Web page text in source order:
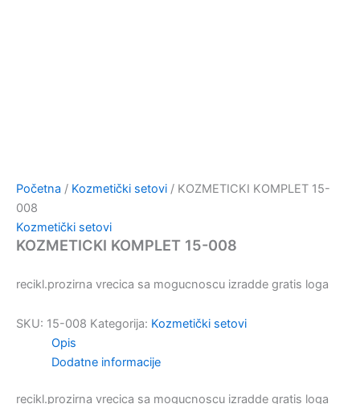
Početna / Kozmetički setovi / KOZMETICKI KOMPLET 15-
008
Kozmetički setovi
KOZMETICKI KOMPLET 15-008
recikl.prozirna vrecica sa mogucnoscu izradde gratis loga
SKU: 15-008 Kategorija: Kozmetički setovi
Opis
Dodatne informacije
recikl.prozirna vrecica sa mogucnoscu izradde gratis loga